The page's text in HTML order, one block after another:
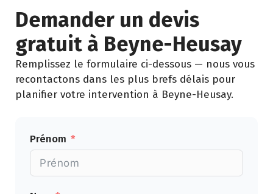
Demander un devis
gratuit à Beyne-Heusay
Remplissez le formulaire ci-dessous — nous vous
recontactons dans les plus brefs délais pour
planifier votre intervention à Beyne-Heusay.
Prénom